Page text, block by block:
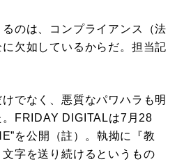
のは、コンプライアンス（法
欠如しているからだ。担当記
けでなく、悪質なパワハラも明
。FRIDAY DIGITALは7月28
を公開（註）。執拗に『教
字を送り続けるというもの